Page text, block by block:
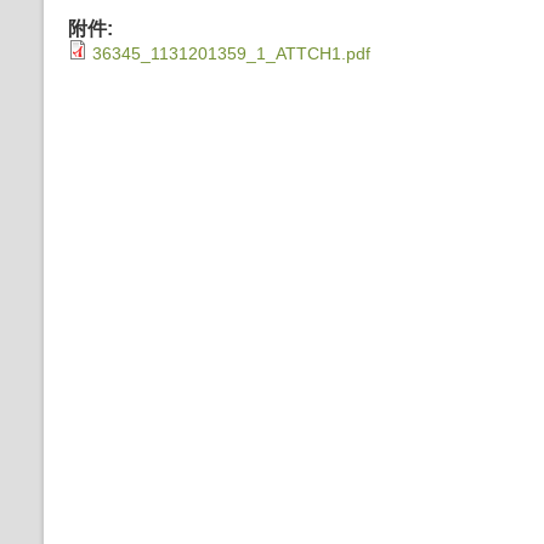
附件:
36345_1131201359_1_ATTCH1.pdf